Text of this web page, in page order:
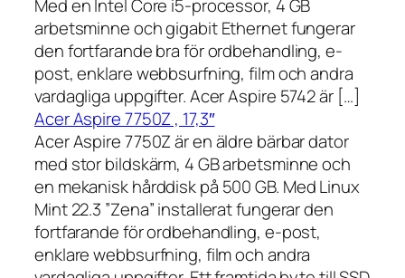
Med en Intel Core i5-processor, 4 GB
arbetsminne och gigabit Ethernet fungerar
den fortfarande bra för ordbehandling, e-
post, enklare webbsurfning, film och andra
vardagliga uppgifter. Acer Aspire 5742 är […]
Acer Aspire 7750Z , 17,3″
Acer Aspire 7750Z är en äldre bärbar dator
med stor bildskärm, 4 GB arbetsminne och
en mekanisk hårddisk på 500 GB. Med Linux
Mint 22.3 ”Zena” installerat fungerar den
fortfarande för ordbehandling, e-post,
enklare webbsurfning, film och andra